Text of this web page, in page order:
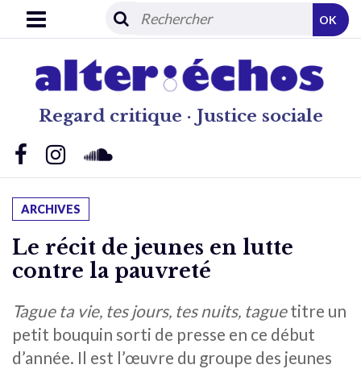
Regard critique · Justice sociale
OK
ARCHIVES
Le récit de jeunes en lutte
contre la pauvreté
Tague ta vie, tes jours, tes nuits, taguetitre un
petit bouquin sorti de presse en ce début
d’année. Il est l’œuvre du groupe des jeunes